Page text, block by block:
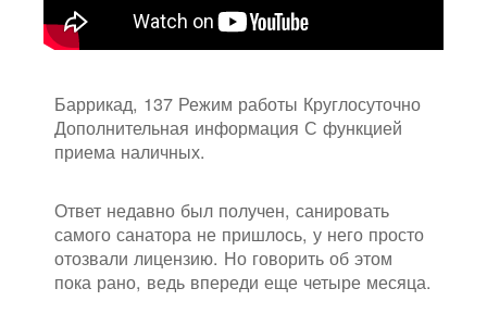
Баррикад, 137 Режим работы Круглосуточно
Дополнительная информация С функцией
приема наличных.
Ответ недавно был получен, санировать
самого санатора не пришлось, у него просто
отозвали лицензию. Но говорить об этом
пока рано, ведь впереди еще четыре месяца.